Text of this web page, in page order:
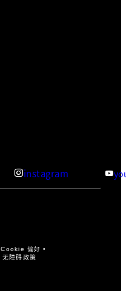
instagram
Cookie 偏好
无障碍政策